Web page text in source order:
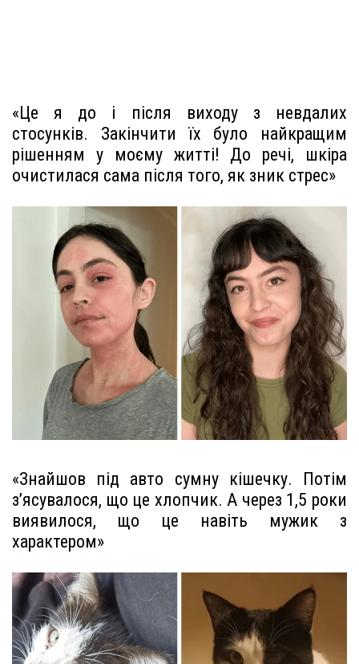
«Це я до і після виходу з невдалих
стосунків. Закінчити їх було найкращим
рішенням у моєму житті! До речі, шкіра
очистилася сама після того, як зник стрес»
«Знайшов під авто сумну кішечку. Потім
з’ясувалося, що це хлопчик. А через 1,5 роки
виявилося, що це навіть мужик з
характером»